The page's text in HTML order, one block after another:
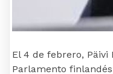
El 4 de febrero, Päivi
Parlamento